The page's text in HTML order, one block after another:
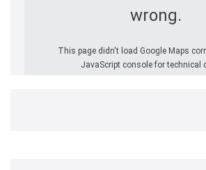
wrong.
This page didn't load Google Maps
JavaScript console for technical